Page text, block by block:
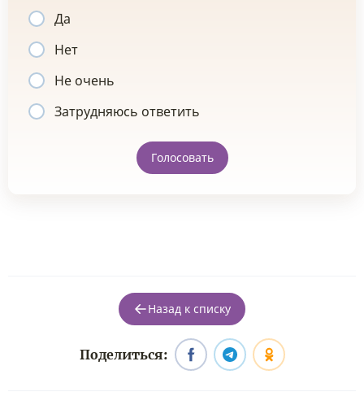
Да
Нет
Не очень
Затрудняюсь ответить
Голосовать
Назад к списку
Поделиться: